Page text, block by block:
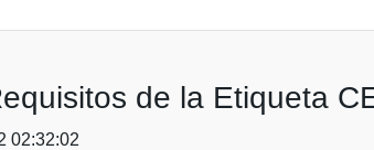
de la Etiqueta
02:32:02